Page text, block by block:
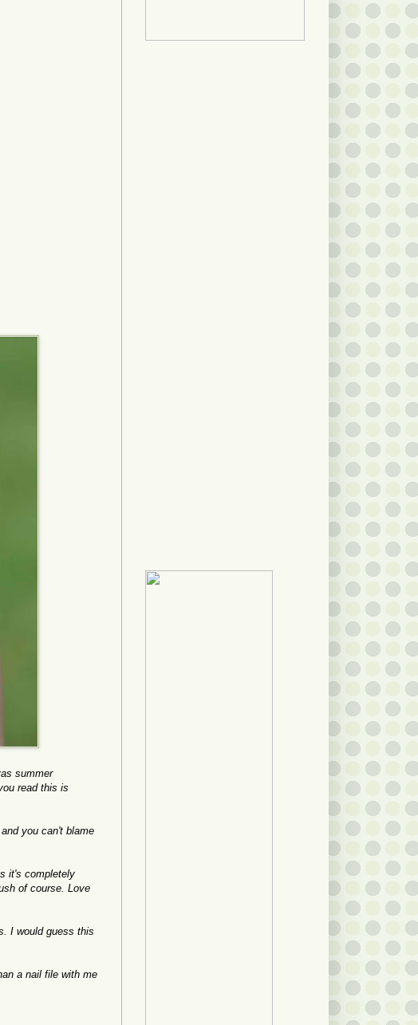
summer
read this is
you can't blame
it's completely
of course. Love
I would guess this
a nail file with me